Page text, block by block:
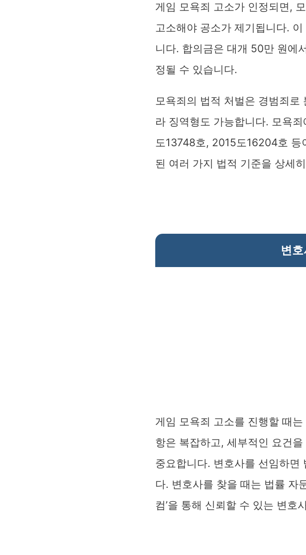
게임 모욕죄 고소가 인정되면,
고소해야 공소가 제기됩니다.
니다. 합의금은 대개 50만 원에
정될 수 있습니다.
모욕죄의 법적 처벌은 경범죄
라 징역형도 가능합니다. 모욕
도13748호, 2015도16204호 등
된 여러 가지 법적 기준을 상세
변
게임 모욕죄 고소를 진행할 때
항은 복잡하고, 세부적인 요건
중요합니다. 변호사를 선임하면
다. 변호사를 찾을 때는 법률 자
컴’을 통해 신뢰할 수 있는 변호